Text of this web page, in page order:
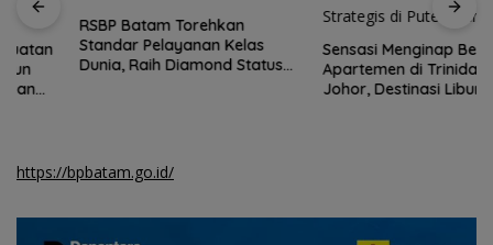
RSBP Batam Torehkan
Standar Pelayanan Kelas
Dunia, Raih Diamond Status
dari WSO
Sensasi Menginap Berkonsep
Apartemen di Trinidad Suites
Johor, Destinasi Liburan
https://bpbatam.go.id/